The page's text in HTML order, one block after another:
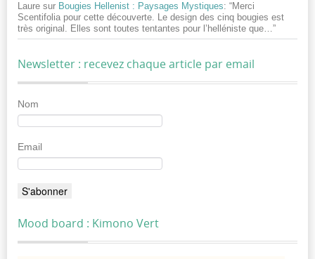
Laure sur Bougies Hellenist : Paysages Mystiques: “Merci
Scentifolia pour cette découverte. Le design des cinq bougies est
très original. Elles sont toutes tentantes pour l’helléniste que…”
Newsletter : recevez chaque article par email
Nom
Email
Mood board : Kimono Vert